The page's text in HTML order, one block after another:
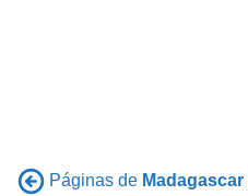
Páginas de Madagascar